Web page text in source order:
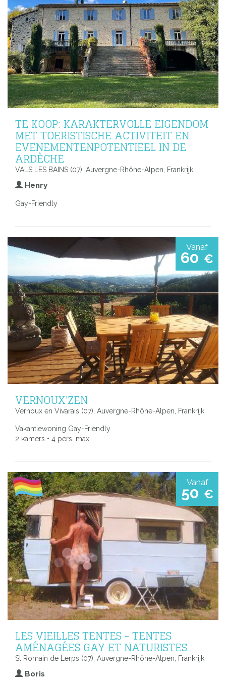
TE KOOP: KARAKTERVOLLE EIGENDOM
MET TOERISTISCHE ACTIVITEIT EN
EVENEMENTENPOTENTIEEL IN DE
ARDÈCHE
VALS LES BAINS (07), Auvergne-Rhône-Alpen, Frankrijk
Henry
Gay-Friendly
Vanaf
60 €
VERNOUX'ZEN
Vernoux en Vivarais (07), Auvergne-Rhône-Alpen, Frankrijk
Vakantiewoning Gay-Friendly
2 kamers • 4 pers. max.
Vanaf
50 €
LES VIEILLES TENTES - TENTES
AMÉNAGÉES GAY ET NATURISTES
St Romain de Lerps (07), Auvergne-Rhône-Alpen, Frankrijk
Boris